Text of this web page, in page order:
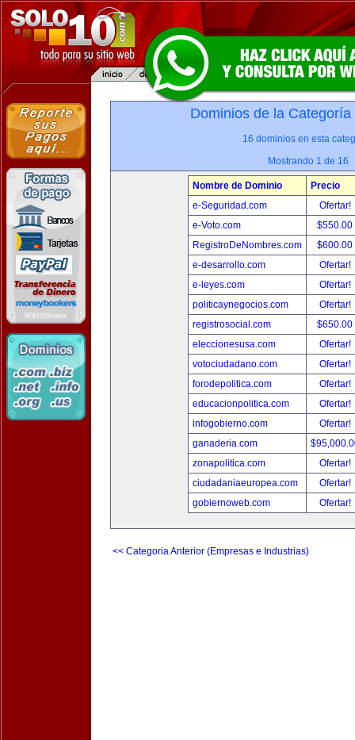
Dominios de la
16 dominios en esta
Mostrando 1 de 16
Nombre de Dominio
Precio
e-Seguridad.com
Ofertar!
e-Voto.com
$550.00
RegistroDeNombres.com
$600.00
e-desarrollo.com
Ofertar!
e-leyes.com
Ofertar!
politicaynegocios.com
Ofertar!
registrosocial.com
$650.00
eleccionesusa.com
Ofertar!
votociudadano.com
Ofertar!
forodepolitica.com
Ofertar!
educacionpolitica.com
Ofertar!
infogobierno.com
Ofertar!
ganaderia.com
zonapolitica.com
Ofertar!
ciudadaniaeuropea.com
Ofertar!
gobiernoweb.com
Ofertar!
<< Categoria Anterior (Empresas e Industrias)